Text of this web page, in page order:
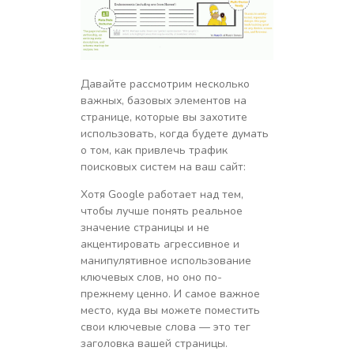
Давайте рассмотрим несколько
важных, базовых элементов на
странице, которые вы захотите
использовать, когда будете думать
о том, как привлечь трафик
поисковых систем на ваш сайт:
Хотя Google работает над тем,
чтобы лучше понять реальное
значение страницы и не
акцентировать агрессивное и
манипулятивное использование
ключевых слов, но оно по-
прежнему ценно. И самое важное
место, куда вы можете поместить
свои ключевые слова — это тег
заголовка вашей страницы.